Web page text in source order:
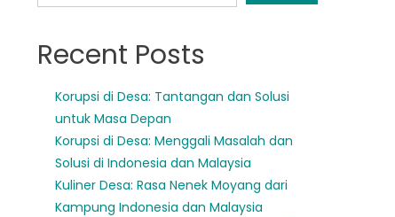
Recent Posts
Korupsi di Desa: Tantangan dan Solusi
untuk Masa Depan
Korupsi di Desa: Menggali Masalah dan
Solusi di Indonesia dan Malaysia
Kuliner Desa: Rasa Nenek Moyang dari
Kampung Indonesia dan Malaysia